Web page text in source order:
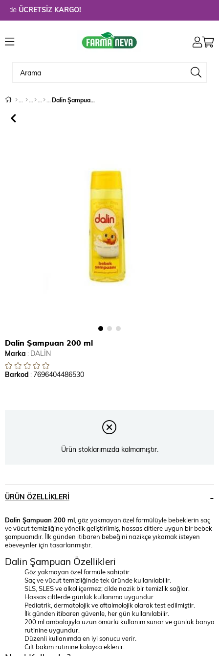
ÜCRETSİZ KARGO!
Dalin Şampuan 200 ml
Dalin Şampuan 200 ml
Marka : DALİN
Barkod :7696404486530
Ürün stoklarımızda kalmamıştır.
ÜRÜN ÖZELLIKLERI
Dalin Şampuan 200 ml , göz yakmayan özel formülüyle bebeklerin saç
ve vücut temizliğine yönelik geliştirilmiş, hassas ciltlere uygun bir bebek
şampuanıdır. İlk günden itibaren bebeğini nazikçe yıkamak isteyen
ebeveynler için tasarlanmıştır.
Dalin Şampuan Özellikleri
Göz yakmayan özel formüle sahiptir.
Saç ve vücut temizliğinde tek üründe kullanılabilir.
SLS, SLES ve alkol içermez; cilde nazik bir temizlik sağlar.
Hassas ciltlerde günlük kullanıma uygundur.
Pediatrik, dermatolojik ve oftalmolojik olarak test edilmiştir.
İlk günden itibaren güvenle, her gün kullanılabilir.
200 ml ambalajıyla uzun ömürlü kullanım sunar ve günlük banyo
rutinine uygundur.
Düzenli kullanımda en iyi sonucu verir.
Cilt bakım rutinine kolayca eklenir.